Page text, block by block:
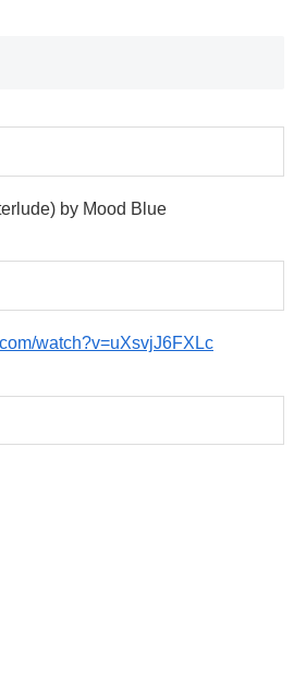
by Mood Blue
watch?v=uXsvjJ6FXLc